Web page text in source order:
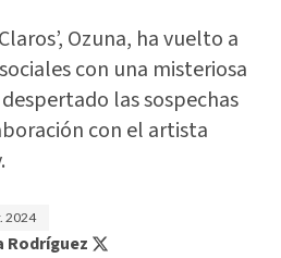
Ozuna, ha vuelto a
con una misteriosa
las sospechas
con el artista
2024
Rodríguez